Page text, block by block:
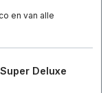
en van alle
Deluxe